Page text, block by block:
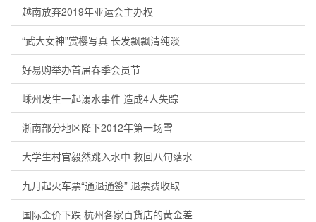
越南放弃2019年亚运会主办权
“武大女神”赏樱写真 长发飘飘清纯淡
好易购举办首届春季会员节
嵊州发生一起溺水事件 造成4人失踪
浙南部分地区降下2012年第一场雪
大学生村官毅然跳入水中 救回八旬落水
九月起火车票“通退通签” 退票费收取
国际金价下跌 杭州各家百货店的黄金差